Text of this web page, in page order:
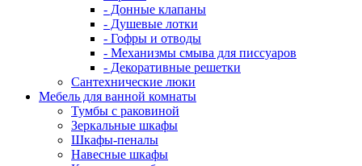
- Донные клапаны
- Душевые лотки
- Гофры и отводы
- Механизмы смыва для писсуаров
- Декоративные решетки
Сантехнические люки
Мебель для ванной комнаты
Тумбы с раковиной
Зеркальные шкафы
Шкафы-пеналы
Навесные шкафы